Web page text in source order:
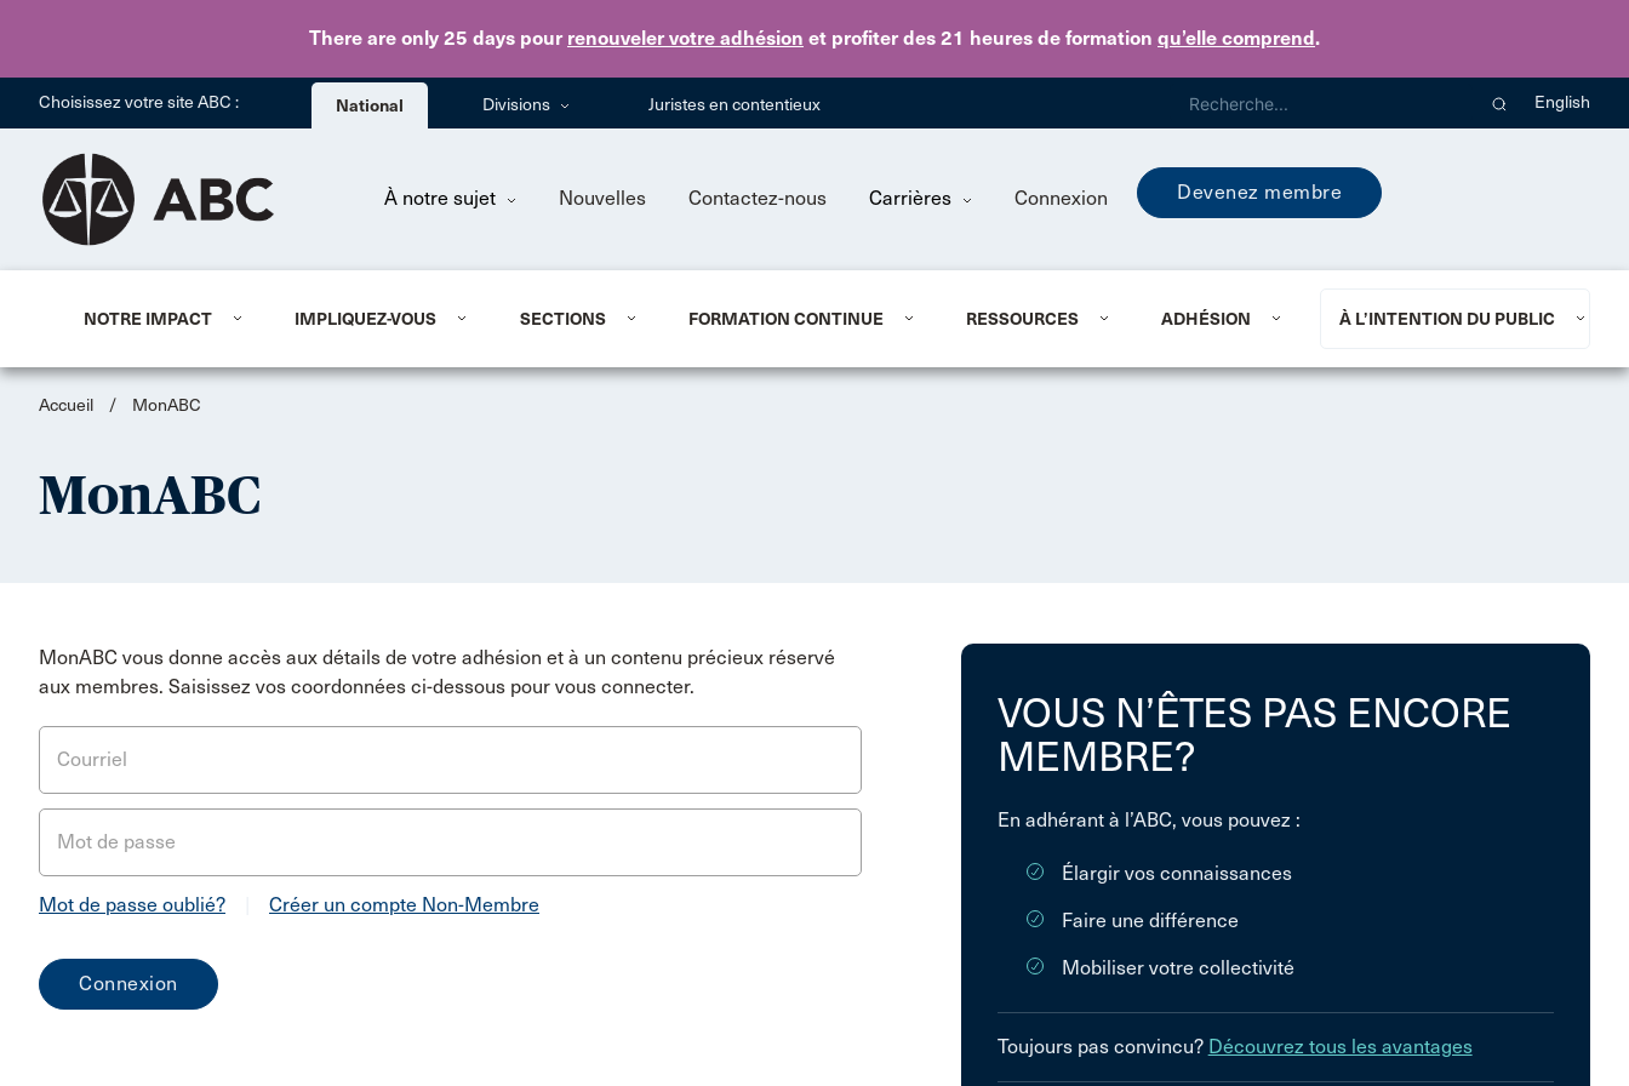
There are only 25 days pour renouveler votre adhésion et profiter des 21 heures de formation qu’elle comprend.
Skip to main content
Choisissez votre site ABC : National Divisions Juristes en contentieux English
À notre sujet Nouvelles Contactez-nous Carrières Connexion Devenez membre
NOTRE IMPACT IMPLIQUEZ-VOUS SECTIONS FORMATION CONTINUE RESSOURCES ADHÉSION À L’INTENTION DU PUBLIC
Accueil / MonABC
MonABC
MonABC vous donne accès aux détails de votre adhésion et à un contenu précieux réservé
aux membres. Saisissez vos coordonnées ci-dessous pour vous connecter.
Courriel
Mot de passe
Mot de passe oublié? Créer un compte Non-Membre
VOUS N’ÊTES PAS ENCORE
MEMBRE?
En adhérant à l’ABC, vous pouvez :
Élargir vos connaissances
Faire une différence
Mobiliser votre collectivité
Toujours pas convincu? Découvrez tous les avantages